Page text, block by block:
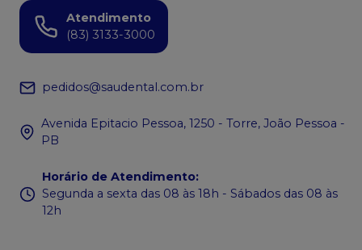
Atendimento
(83) 3133-3000
pedidos@saudental.com.br
Avenida Epitacio Pessoa, 1250 - Torre, João Pessoa -
PB
Horário de Atendimento:
Segunda a sexta das 08 às 18h - Sábados das 08 às
12h